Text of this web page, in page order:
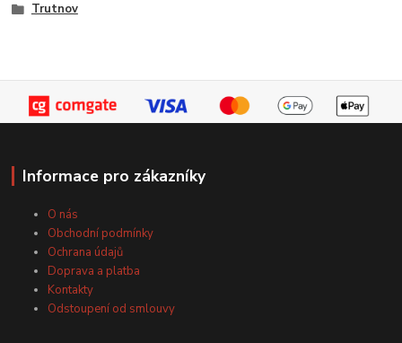
Trutnov
Informace pro zákazníky
O nás
Obchodní podmínky
Ochrana údajů
Doprava a platba
Kontakty
Odstoupení od smlouvy